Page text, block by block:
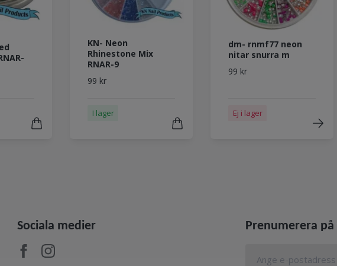
KN- Neon
Rhinestone Mix
RNAR-9
99 kr
I lager
dm- rnmf77 neon
nitar snurra m
99 kr
Ej i lager
Sociala medier Prenumerera